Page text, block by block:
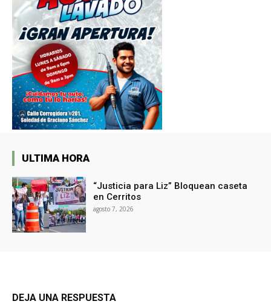
ULTIMA HORA
“Justicia para Liz” Bloquean caseta
en Cerritos
agosto 7, 2026
DEJA UNA RESPUESTA